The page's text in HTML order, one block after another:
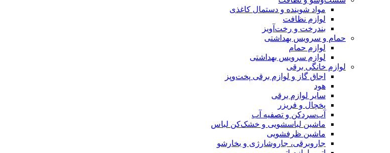
مواد شوینده و دستمال کاغذی
لوازم نظافت
بندرخت و رخت‌آویز
حمام و سرویس بهداشتی
لوازم حمام
لوازم سرویس بهداشتی
لوازم خانگی برقی
اجاق گاز و لوازم برقی پخت‌وپز
هود
سایر لوازم برقی
یخچال و فریزر
آب‌سردکن و تصفیه آب
ماشین لباسشویی و خشک‌کن لباس
ماشین ظرفشویی
جاروبرقی، جاروشارژی و بخارشو